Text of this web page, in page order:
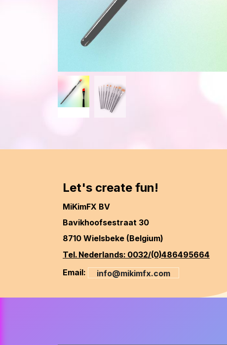
Let's create fun!
MiKimFX BV
Bavikhoofsestraat 30
8710 Wielsbeke (Belgium)
Tel. Nederlands: 0032/(0)486495664
Email:
info@mikimfx.com